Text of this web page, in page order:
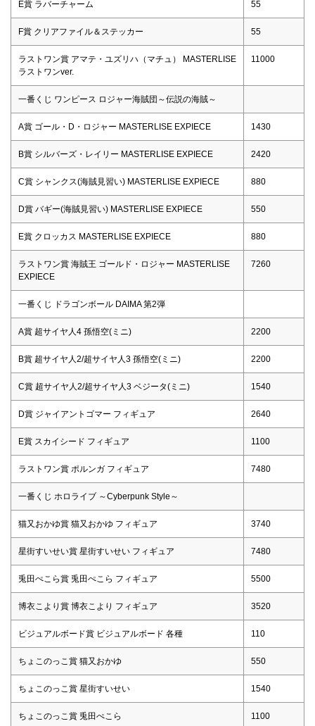
E賞 ラバーチャーム 55
F賞 クリアファイル＆ステッカー 55
ラストワン賞 アマテ・ユズリハ（マチュ） MASTERLISE
ラストワンver.
11000
一番くじ ワンピース ロジャー海賊団～伝説の海賊～
A賞 ゴール・D・ロジャー MASTERLISE EXPIECE 1430
B賞 シルバーズ・レイリー MASTERLISE EXPIECE 2420
C賞 シャンクス(海賊見習い) MASTERLISE EXPIECE 880
D賞 バギー(海賊見習い) MASTERLISE EXPIECE 550
E賞 クロッカス MASTERLISE EXPIECE 880
ラストワン賞 海賊王 ゴールド・ロジャー MASTERLISE
EXPIECE
7260
一番くじ ドラゴンボール DAIMA 第2弾
A賞 超サイヤ人4 孫悟空(ミニ) 2200
B賞 超サイヤ人2/超サイヤ人3 孫悟空(ミニ) 2200
C賞 超サイヤ人2/超サイヤ人3 ベジータ(ミニ) 1540
D賞 ジャイアントゴマー フィギュア 2640
E賞 スカイシード フィギュア 1100
ラストワン賞 ポルンガ フィギュア 7480
一番くじ ホロライブ ～Cyberpunk Style～
猫又おかゆ賞 猫又おかゆ フィギュア 3740
星街すいせい賞 星街すいせい フィギュア 7480
兎田ぺこら賞 兎田ぺこら フィギュア 5500
博衣こより賞 博衣こより フィギュア 3520
ビジュアルボード賞 ビジュアルボード 各種 110
ちょこのっこ賞 猫又おかゆ 550
ちょこのっこ賞 星街すいせい 1540
ちょこのっこ賞 兎田ぺこら 1100